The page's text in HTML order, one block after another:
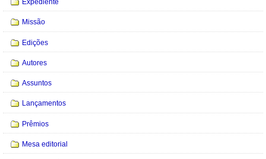
Expediente
Missão
Edições
Autores
Assuntos
Lançamentos
Prêmios
Mesa editorial